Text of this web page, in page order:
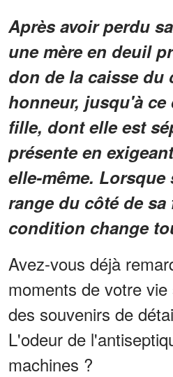
Après avoir perdu
une mère en deuil
don de la caisse du
honneur, jusqu'à ce
fille, dont elle est
présente en
elle-même. Lorsque
range du côté de
condition change
Avez-vous déjà
moments de votre
des souvenirs de
L'odeur de
machines ?